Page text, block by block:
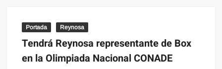
Portada Reynosa
Tendrá Reynosa representante de Box
en la Olimpiada Nacional CONADE